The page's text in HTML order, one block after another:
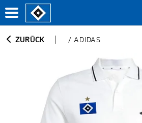
ZURÜCK /ADIDAS